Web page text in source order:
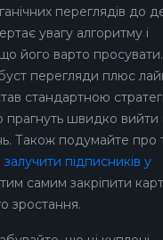
переглядів до
увагу алгоритму і
що його варто просувати.
перегляди плюс
стандартною
прагнуть швидко вийти
Також подумайте про
залучити підписників у
тим самим закріпити
зростання.